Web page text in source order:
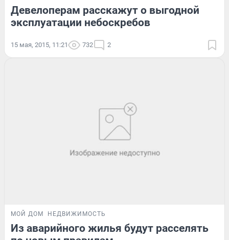
Девелоперам расскажут о выгодной
эксплуатации небоскребов
15 мая, 2015, 11:21 732 2
МОЙ ДОМ НЕДВИЖИМОСТЬ
Из аварийного жилья будут расселять